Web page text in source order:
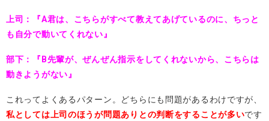
上司：『A君は、こちらがすべて教えてあげているのに、ちっと
も自分で動いてくれない』
部下：『B先輩が、ぜんぜん指示をしてくれないから、こちらは
動きようがない』
これってよくあるパターン。どちらにも問題があるわけですが、
私としては上司のほうが問題ありとの判断をすることが多いです